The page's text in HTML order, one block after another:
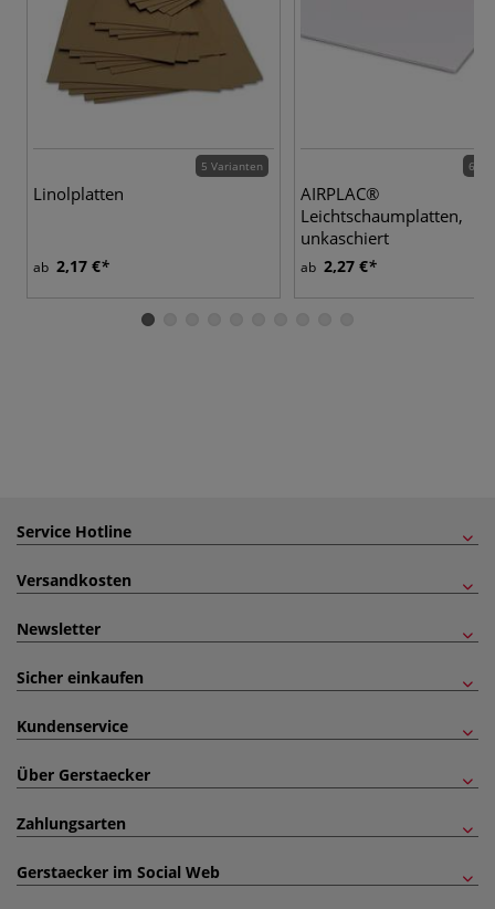
5 Varianten
Linolplatten
ab 2,17 €
6
AIRPLAC®
Leichtschaumplatten,
unkaschiert
ab 2,27 €
Service Hotline
Versandkosten
Newsletter
Sicher einkaufen
Kundenservice
Über Gerstaecker
Zahlungsarten
Gerstaecker im Social Web